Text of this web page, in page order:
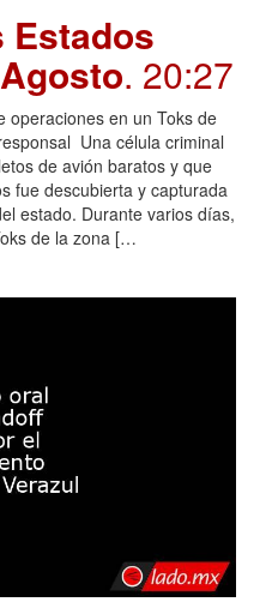
Estados
. 20:27
en un Toks de
Una célula criminal
de avión baratos y que
fue descubierta y capturada
estado. Durante varios días,
de la zona […